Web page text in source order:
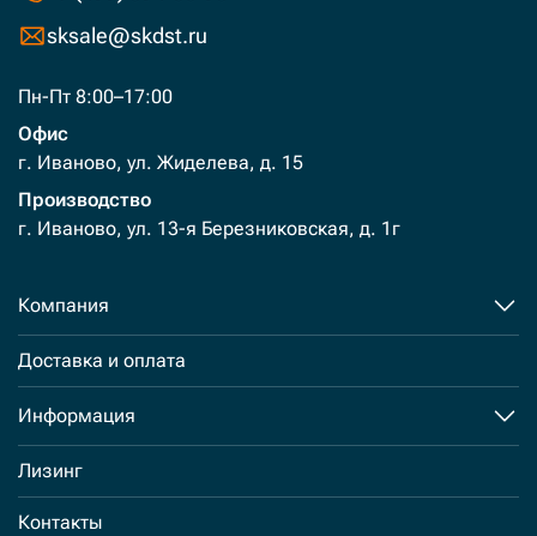
sksale@skdst.ru
Пн-Пт 8:00–17:00
Офис
г. Иваново, ул. Жиделева, д. 15
Производство
г. Иваново, ул. 13-я Березниковская, д. 1г
Компания
Доставка и оплата
Информация
Лизинг
Контакты